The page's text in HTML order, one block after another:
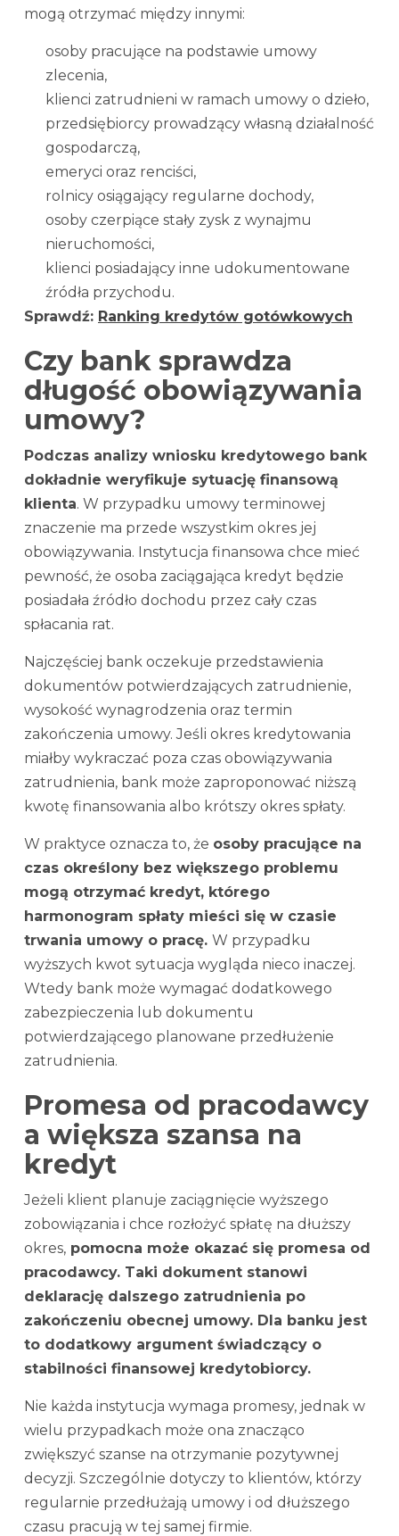
mogą otrzymać między innymi:
osoby pracujące na podstawie umowy
zlecenia,
klienci zatrudnieni w ramach umowy o dzieło,
przedsiębiorcy prowadzący własną działalność
gospodarczą,
emeryci oraz renciści,
rolnicy osiągający regularne dochody,
osoby czerpiące stały zysk z wynajmu
nieruchomości,
klienci posiadający inne udokumentowane
źródła przychodu.
Sprawdź: Ranking kredytów gotówkowych
Czy bank sprawdza
długość obowiązywania
umowy?
Podczas analizy wniosku kredytowego bank
dokładnie weryfikuje sytuację finansową
klienta. W przypadku umowy terminowej
znaczenie ma przede wszystkim okres jej
obowiązywania. Instytucja finansowa chce mieć
pewność, że osoba zaciągająca kredyt będzie
posiadała źródło dochodu przez cały czas
spłacania rat.
Najczęściej bank oczekuje przedstawienia
dokumentów potwierdzających zatrudnienie,
wysokość wynagrodzenia oraz termin
zakończenia umowy. Jeśli okres kredytowania
miałby wykraczać poza czas obowiązywania
zatrudnienia, bank może zaproponować niższą
kwotę finansowania albo krótszy okres spłaty.
W praktyce oznacza to, że osoby pracujące na
czas określony bez większego problemu
mogą otrzymać kredyt, którego
harmonogram spłaty mieści się w czasie
trwania umowy o pracę. W przypadku
wyższych kwot sytuacja wygląda nieco inaczej.
Wtedy bank może wymagać dodatkowego
zabezpieczenia lub dokumentu
potwierdzającego planowane przedłużenie
zatrudnienia.
Promesa od pracodawcy
a większa szansa na
kredyt
Jeżeli klient planuje zaciągnięcie wyższego
zobowiązania i chce rozłożyć spłatę na dłuższy
okres, pomocna może okazać się promesa od
pracodawcy. Taki dokument stanowi
deklarację dalszego zatrudnienia po
zakończeniu obecnej umowy. Dla banku jest
to dodatkowy argument świadczący o
stabilności finansowej kredytobiorcy.
Nie każda instytucja wymaga promesy, jednak w
wielu przypadkach może ona znacząco
zwiększyć szanse na otrzymanie pozytywnej
decyzji. Szczególnie dotyczy to klientów, którzy
regularnie przedłużają umowy i od dłuższego
czasu pracują w tej samej firmie.